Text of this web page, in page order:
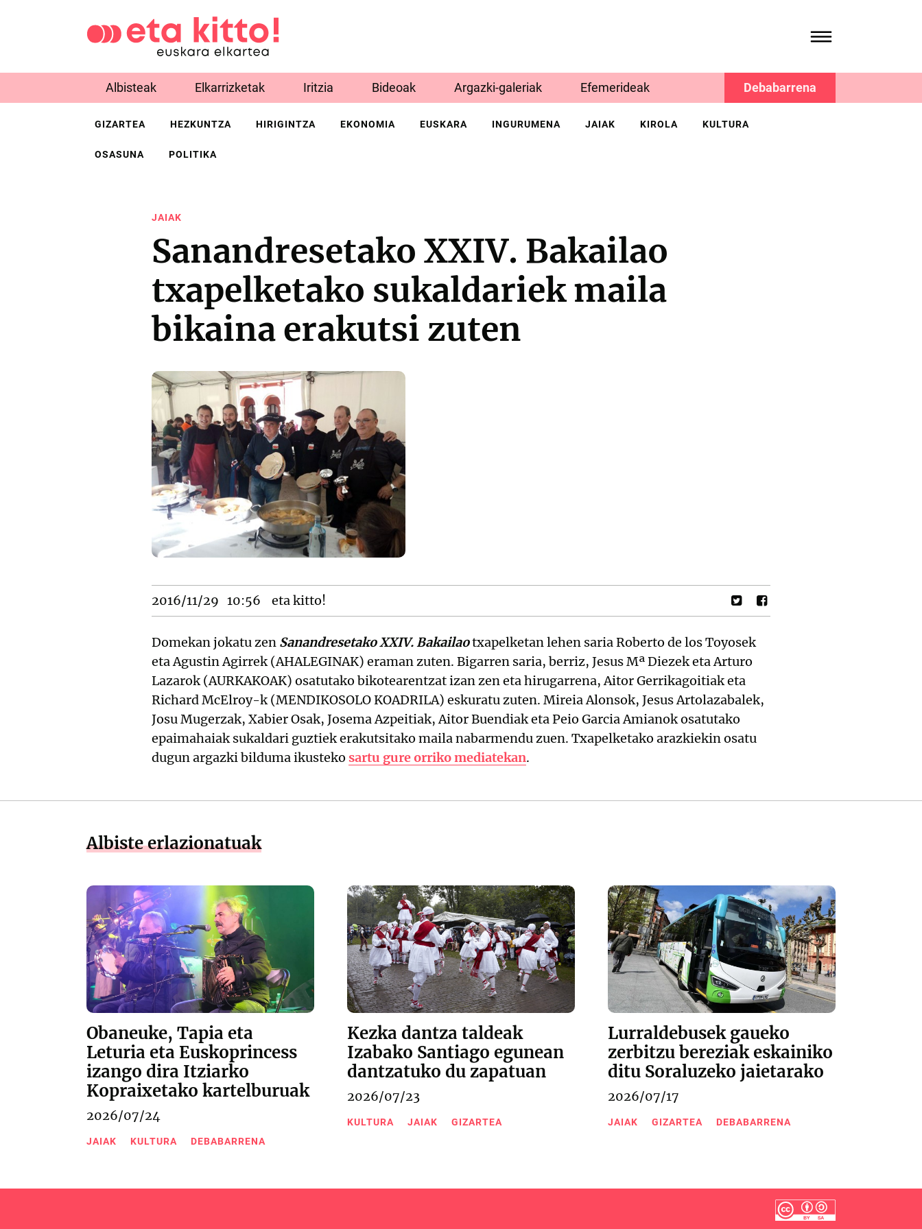
Albisteak Elkarrizketak Iritzia Bideoak Argazki-galeriak Efemerideak Debabarrena
GIZARTEA HEZKUNTZA HIRIGINTZA EKONOMIA EUSKARA INGURUMENA JAIAK KIROLA KULTURA
OSASUNA POLITIKA
JAIAK
Sanandresetako XXIV. Bakailao
txapelketako sukaldariek maila
bikaina erakutsi zuten
2016/11/29 10:56 eta kitto!
Domekan jokatu zen Sanandresetako XXIV. Bakailaotxapelketan lehen saria Roberto de los Toyosek
eta Agustin Agirrek (AHALEGINAK) eraman zuten. Bigarren saria, berriz, Jesus Mª Diezek eta Arturo
Lazarok (AURKAKOAK) osatutako bikotearentzat izan zen eta hirugarrena, Aitor Gerrikagoitiak eta
Richard McElroy-k (MENDIKOSOLO KOADRILA) eskuratu zuten. Mireia Alonsok, Jesus Artolazabalek,
Josu Mugerzak, Xabier Osak, Josema Azpeitiak, Aitor Buendiak eta Peio Garcia Amianok osatutako
epaimahaiak sukaldari guztiek erakutsitako maila nabarmendu zuen. Txapelketako arazkiekin osatu
dugun argazki bilduma ikusteko sartu gure orriko mediatekan.
Albiste erlazionatuak
Obaneuke, Tapia eta
Leturia eta Euskoprincess
izango dira Itziarko
Kopraixetako kartelburuak
2026/07/24
JAIAK KULTURA DEBABARRENA
Kezka dantza taldeak
Izabako Santiago egunean
dantzatuko du zapatuan
2026/07/23
KULTURA JAIAK GIZARTEA
Lurraldebusek gaueko
zerbitzu bereziak eskainiko
ditu Soraluzeko jaietarako
2026/07/17
JAIAK GIZARTEA DEBABARRENA